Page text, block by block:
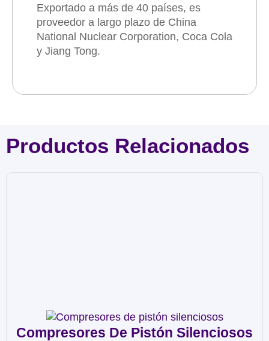
Exportado a más de 40 países, es
proveedor a largo plazo de China
National Nuclear Corporation, Coca Cola
y Jiang Tong.
Productos Relacionados
Compresores De Pistón Silenciosos